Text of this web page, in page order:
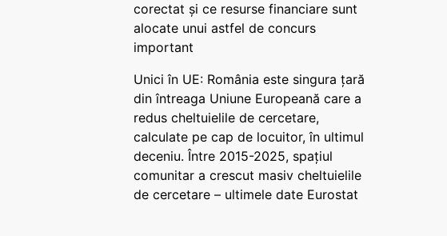
corectat și ce resurse financiare sunt
alocate unui astfel de concurs
important
Unici în UE: România este singura țară
din întreaga Uniune Europeană care a
redus cheltuielile de cercetare,
calculate pe cap de locuitor, în ultimul
deceniu. Între 2015-2025, spațiul
comunitar a crescut masiv cheltuielile
de cercetare – ultimele date Eurostat